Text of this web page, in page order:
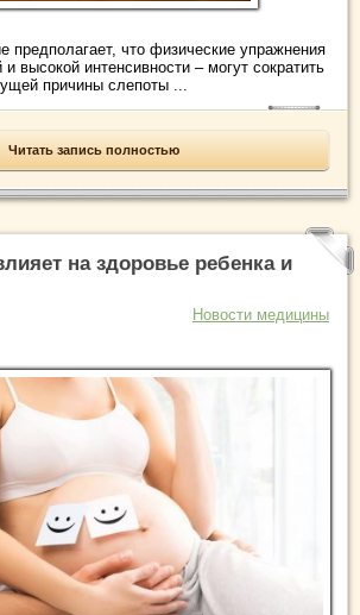
предполагает, что физические упражнения
высокой интенсивности – могут сократить
причины слепоты ...
Читать запись полностью
на здоровье ребенка и
Новости медицины